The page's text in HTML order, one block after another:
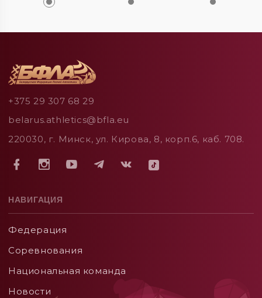
+375 29 307 68 29
belarus.athletics@bfla.eu
220030, г. Минск, ул. Кирова, 8, корп.6, каб. 708.
НАВИГАЦИЯ
Федерация
Соревнования
Национальная команда
Новости